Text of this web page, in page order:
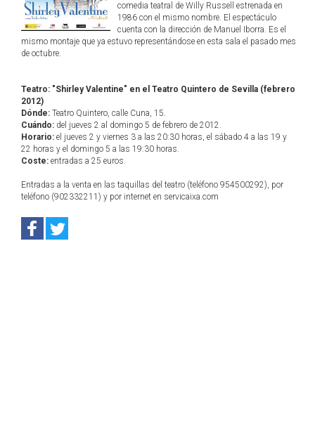
comedia teatral de Willy Russell estrenada en
1986 con el mismo nombre. El espectáculo
cuenta con la dirección de Manuel Iborra. Es el
mismo montaje que ya estuvo representándose en esta sala el pasado mes
de octubre.
Teatro: "Shirley Valentine" en el Teatro Quintero de Sevilla (febrero
2012)
Dónde: Teatro Quintero, calle Cuna, 15.
Cuándo: del jueves 2 al domingo 5 de febrero de 2012.
Horario: el jueves 2 y viernes 3 a las 20:30 horas, el sábado 4 a las 19 y
22 horas y el domingo 5 a las 19:30 horas.
Coste: entradas a 25 euros.
Entradas a la venta en las taquillas del teatro (teléfono 954500292), por
teléfono (902332211) y por internet en servicaixa.com